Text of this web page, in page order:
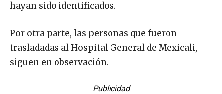
hayan sido identificados.
Por otra parte, las personas que fueron
trasladadas al Hospital General de Mexicali,
siguen en observación.
Publicidad